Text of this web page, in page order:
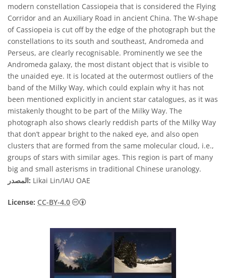
modern constellation Cassiopeia that is considered the Flying
Corridor and an Auxiliary Road in ancient China. The W-shape
of Cassiopeia is cut off by the edge of the photograph but the
constellations to its south and southeast, Andromeda and
Perseus, are clearly recognisable. Prominently we see the
Andromeda galaxy, the most distant object that is visible to
the unaided eye. It is located at the outermost outliers of the
band of the Milky Way, which could explain why it has not
been mentioned explicitly in ancient star catalogues, as it was
mistakenly thought to be part of the Milky Way. The
photograph also shows clearly reddish parts of the Milky Way
that don’t appear bright to the naked eye, and also open
clusters that are formed from the same molecular cloud, i.e.,
groups of stars with similar ages. This region is part of many
big and small asterisms in traditional Chinese uranology.
المصدر: Likai Lin/IAU OAE
License: CC-BY-4.0